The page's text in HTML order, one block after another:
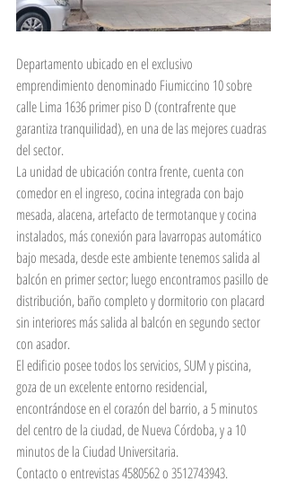
Departamento ubicado en el exclusivo
emprendimiento denominado Fiumiccino 10 sobre
calle Lima 1636 primer piso D (contrafrente que
garantiza tranquilidad), en una de las mejores cuadras
del sector.
La unidad de ubicación contra frente, cuenta con
comedor en el ingreso, cocina integrada con bajo
mesada, alacena, artefacto de termotanque y cocina
instalados, más conexión para lavarropas automático
bajo mesada, desde este ambiente tenemos salida al
balcón en primer sector; luego encontramos pasillo de
distribución, baño completo y dormitorio con placard
sin interiores más salida al balcón en segundo sector
con asador.
El edificio posee todos los servicios, SUM y piscina,
goza de un excelente entorno residencial,
encontrándose en el corazón del barrio, a 5 minutos
del centro de la ciudad, de Nueva Córdoba, y a 10
minutos de la Ciudad Universitaria.
Contacto o entrevistas 4580562 o 3512743943.